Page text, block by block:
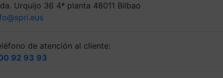
Urquijo 36 4ª planta 48011 Bilbao
de atención al cliente:
92 93 93